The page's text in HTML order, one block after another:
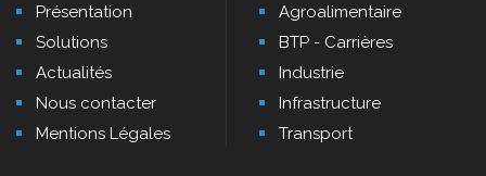
Présentation
Solutions
Actualités
Nous contacter
Mentions Légales
Agroalimentaire
BTP - Carrières
Industrie
Infrastructure
Transport